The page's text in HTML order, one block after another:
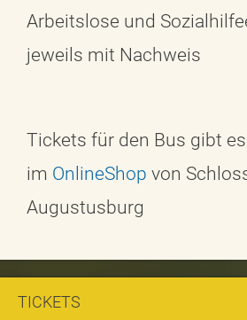
Arbeitslose und
jeweils mit Nachweis
Tickets für den Bus gibt es
im OnlineShop von
Augustusburg
TICKETS